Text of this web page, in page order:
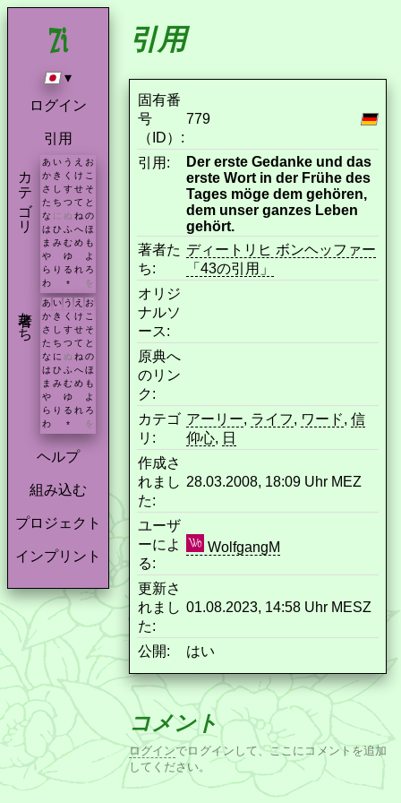
▾
ログイン
引用
カテゴリ あ い う え お
か き く け こ
さ し す せ そ
た ち つ て と
な に ぬ ね の
は ひ ふ へ ほ
ま み む め も
や
ゆ
よ
ら り る れ ろ
わ
* を
著者たち あ い う え お
か き く け こ
さ
し す せ そ
た ち つ て と
な に ぬ ね の
は ひ ふ へ ほ
ま み む め も
や
ゆ
よ
ら り る れ ろ
わ
* を
ヘルプ
組み込む
プロジェクト
インプリント
引用
固有番
号
（ID）:
779
引用:
Der erste Gedanke und das
erste Wort in der Frühe des
Tages möge dem gehören,
dem unser ganzes Leben
gehört.
著者た
ち:
ディートリヒ ボンヘッファー
「43の引用」
オリジ
ナルソ
ース:
原典へ
のリン
ク:
カテゴ
リ:
アーリー, ライフ, ワード, 信
仰心, 日
作成さ
れまし
た:
28.03.2008, 18:09 Uhr MEZ
ユーザ
ーによ
る:
WolfgangM
更新さ
れまし
た:
01.08.2023, 14:58 Uhr MESZ
公開: はい
コメント
ログインでログインして、ここにコメントを追加
してください。